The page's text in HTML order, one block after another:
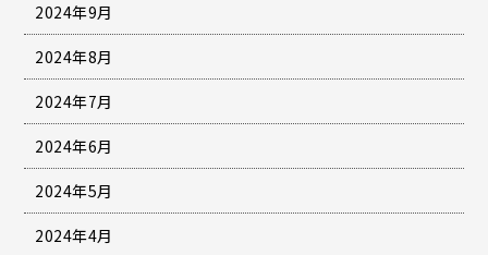
2024年9月
2024年8月
2024年7月
2024年6月
2024年5月
2024年4月